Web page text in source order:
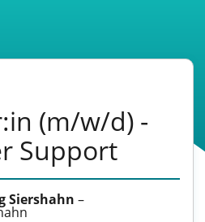
(m/w/d) -
Support
Siershahn –